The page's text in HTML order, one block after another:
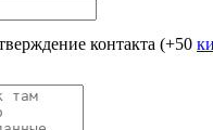
контакта (+50